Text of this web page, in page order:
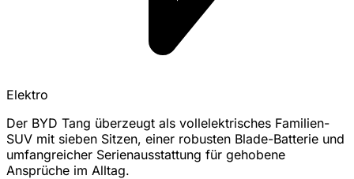
Elektro
Der BYD Tang überzeugt als vollelektrisches Familien-
SUV mit sieben Sitzen, einer robusten Blade-Batterie und
umfangreicher Serienausstattung für gehobene
Ansprüche im Alltag.